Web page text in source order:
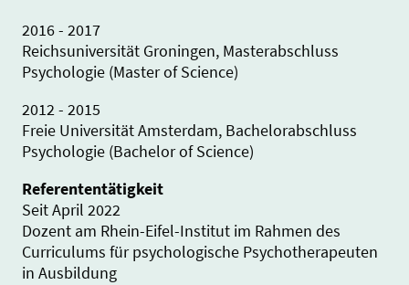
2016 - 2017
Reichsuniversität Groningen, Masterabschluss
Psychologie (Master of Science)
2012 - 2015
Freie Universität Amsterdam, Bachelorabschluss
Psychologie (Bachelor of Science)
Referententätigkeit
Seit April 2022
Dozent am Rhein-Eifel-Institut im Rahmen des
Curriculums für psychologische Psychotherapeuten
in Ausbildung